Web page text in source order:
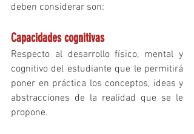
deben considerar son:
Capacidades cognitivas
Respecto al desarrollo físico, mental y
cognitivo del estudiante que le permitirá
poner en práctica los conceptos, ideas y
abstracciones de la realidad que se le
propone.